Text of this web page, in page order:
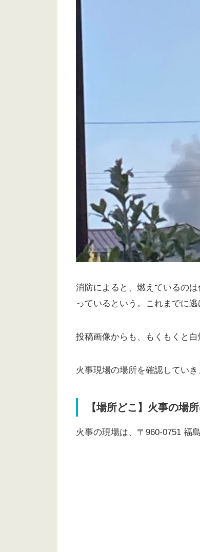
消防によると、燃えているの
っているという。これまでに
投稿画像からも、もくもくと
火事現場の場所を確認していき
【場所どこ】火事の場
火事の現場は、〒960-0751 福